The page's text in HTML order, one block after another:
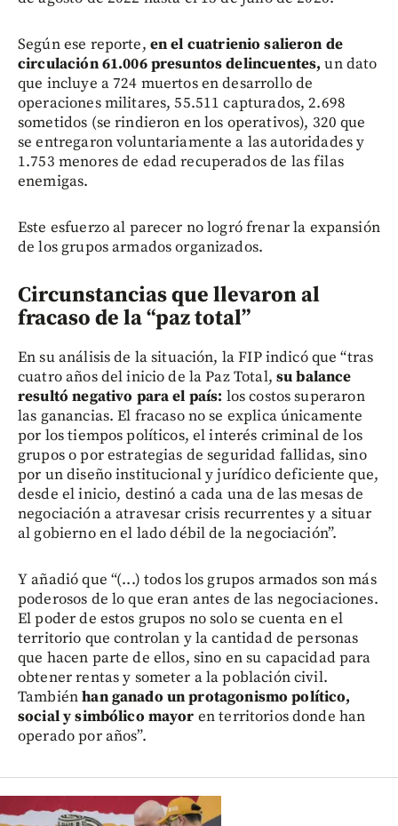
Según ese reporte, en el cuatrienio salieron de
circulación 61.006 presuntos delincuentes,un dato
que incluye a 724 muertos en desarrollo de
operaciones militares, 55.511 capturados, 2.698
sometidos (se rindieron en los operativos), 320 que
se entregaron voluntariamente a las autoridades y
1.753 menores de edad recuperados de las filas
enemigas.
Este esfuerzo al parecer no logró frenar la expansión
de los grupos armados organizados.
Circunstancias que llevaron al
fracaso de la “paz total”
En su análisis de la situación, la FIP indicó que “tras
cuatro años del inicio de la Paz Total, su balance
resultó negativo para el país: los costos superaron
las ganancias. El fracaso no se explica únicamente
por los tiempos políticos, el interés criminal de los
grupos o por estrategias de seguridad fallidas, sino
por un diseño institucional y jurídico deficiente que,
desde el inicio, destinó a cada una de las mesas de
negociación a atravesar crisis recurrentes y a situar
al gobierno en el lado débil de la negociación”.
Y añadió que “(...) todos los grupos armados son más
poderosos de lo que eran antes de las negociaciones.
El poder de estos grupos no solo se cuenta en el
territorio que controlan y la cantidad de personas
que hacen parte de ellos, sino en su capacidad para
obtener rentas y someter a la población civil.
Tambiénhan ganado un protagonismo político,
social y simbólico mayor en territorios donde han
operado por años”.